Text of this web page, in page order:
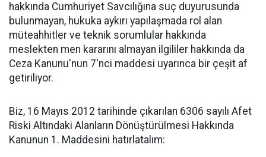
hakkında Cumhuriyet Savcılığına suç duyurusunda
bulunmayan, hukuka aykırı yapılaşmada rol alan
müteahhitler ve teknik sorumlular hakkında
meslekten men kararını almayan ilgililer hakkında da
Ceza Kanunu'nun 7'nci maddesi uyarınca bir çeşit af
getiriliyor.
Biz, 16 Mayıs 2012 tarihinde çıkarılan 6306 sayılı Afet
Riski Altındaki Alanların Dönüştürülmesi Hakkında
Kanunun 1. Maddesini hatırlatalım: